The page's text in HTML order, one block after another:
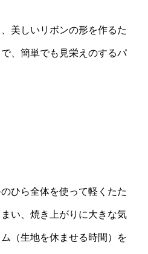
美しいリボンの形を作るた
、簡単でも見栄えのするパ
ひら全体を使って軽くたた
い、焼き上がりに大きな気
（生地を休ませる時間）を